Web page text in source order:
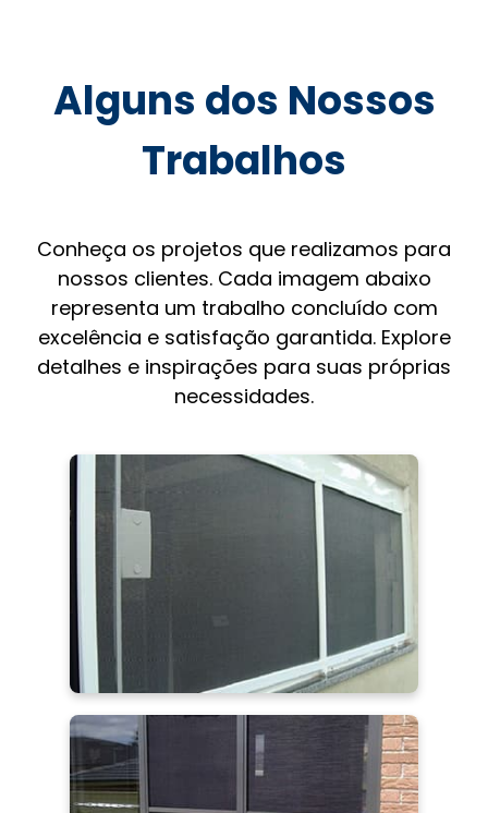
Alguns dos Nossos
Trabalhos
Conheça os projetos que realizamos para
nossos clientes. Cada imagem abaixo
representa um trabalho concluído com
excelência e satisfação garantida. Explore
detalhes e inspirações para suas próprias
necessidades.